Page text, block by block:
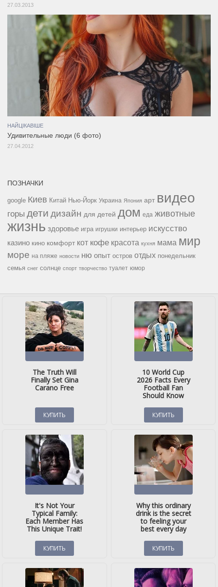
27.03.2013
НАЙЦІКАВІШЕ
Удивительные люди (6 фото)
27.04.2012
ПОЗНАЧКИ
google Киев Китай Нью-Йорк Украина Япония арт видео
горы дети дизайн для детей дом еда животные
жизнь здоровье игра игрушки интерьер искусство
казино кино комфорт кот кофе красота кухня мама мир
море на пляже новости ню опыт остров отдых понедельник
семья снег солнце спорт творчество туалет юмор